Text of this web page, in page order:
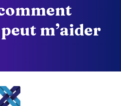
m’aider